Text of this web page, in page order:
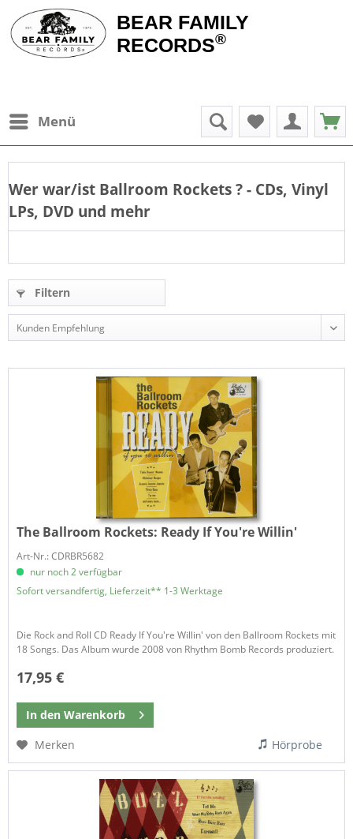
BEAR FAMILY
RECORDS®
Menü
Wer war/ist Ballroom Rockets? - CDs, Vinyl
LPs, DVD und mehr
Filtern
The Ballroom Rockets: Ready If You're Willin'
Art-Nr.: CDRBR5682
nur noch 2 verfügbar
Sofort versandfertig, Lieferzeit** 1-3 Werktage
Die Rock and Roll CD Ready If You're Willin' von den Ballroom Rockets mit
18 Songs. Das Album wurde 2008 von Rhythm Bomb Records produziert.
17,95 €
In den Warenkorb
Merken
Hörprobe